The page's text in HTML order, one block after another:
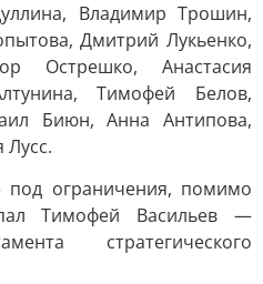
Владимир Трошин,
Дмитрий Лукьенко,
Острешко, Анастасия
Тимофей Белов,
Биюн, Анна Антипова,
ограничения, помимо
Тимофей Васильев —
стратегического